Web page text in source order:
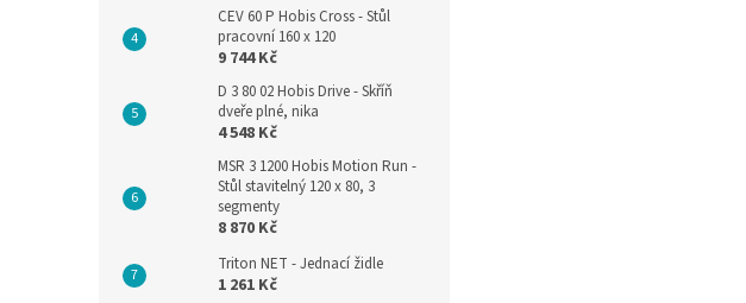
CEV 60 P Hobis Cross - Stůl
pracovní 160 x 120
9 744 Kč
D 3 80 02 Hobis Drive - Skříň
dveře plné, nika
4 548 Kč
MSR 3 1200 Hobis Motion Run -
Stůl stavitelný 120 x 80, 3
segmenty
8 870 Kč
Triton NET - Jednací židle
1 261 Kč